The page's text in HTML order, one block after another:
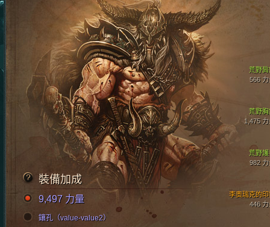
荒野胸
1,475 力
荒野護
982 力
荒野肩
566 力
李奧瑞克的印
446 力
裝備加成
9,497 力量
鑲孔（value-value2）